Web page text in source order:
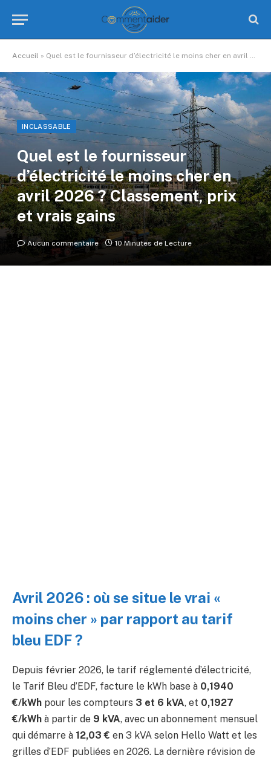
Accueil » Quel est le fournisseur d’électricité le moins cher en avril 2026 ? Classement, prix et vrais gains
INCLASSABLE
Quel est le fournisseur
d’électricité le moins cher en
avril 2026 ? Classement, prix
et vrais gains
Aucun commentaire 10 Minutes de Lecture
Avril 2026 : où se situe le vrai «
moins cher » par rapport au tarif
bleu EDF ?
Depuis février 2026, le tarif réglementé d’électricité,
le Tarif Bleu d’EDF, facture le kWh base à 0,1940
€/kWh pour les compteurs 3 et 6 kVA, et 0,1927
€/kWh à partir de 9 kVA, avec un abonnement mensuel
qui démarre à 12,03 € en 3 kVA selon Hello Watt et les
grilles d’EDF publiées en 2026. La dernière révision de